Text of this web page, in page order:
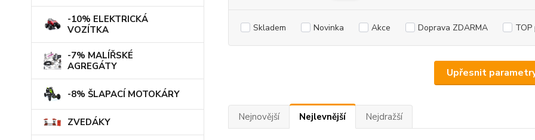
-10% ELEKTRICKÁ
VOZÍTKA
-7% MALÍŘSKÉ
AGREGÁTY
-8% ŠLAPACÍ MOTOKÁRY
ZVEDÁKY
Upřesnit
Skladem Novinka Akce Doprava ZDARMA
Nejnovější Nejlevnější Nejdražší